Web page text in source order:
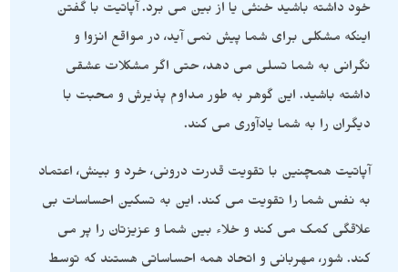
خود داشته باشید خنثی یا از بین می برد. آپاتیت با گفتن
اینکه مشکلی برای شما پیش نمی آید، در مواقع انزوا و
نگرانی به شما تسلی می دهد، حتی اگر مشکلات عشقی
داشته باشید. این گوهر به طور مداوم پذیرش و محبت با
دیگران را به شما یادآوری می کند.
آپاتیت همچنین با تقویت قدرت درونی، خرد و بینش، اعتماد
به نفس شما را تقویت می کند. این به تسکین احساسات بی
علاقگی کمک می کند و خلاء بین شما و عزیزتان را پر می
کند. شور، مهربانی و اتحاد همه احساساتی هستند که توسط